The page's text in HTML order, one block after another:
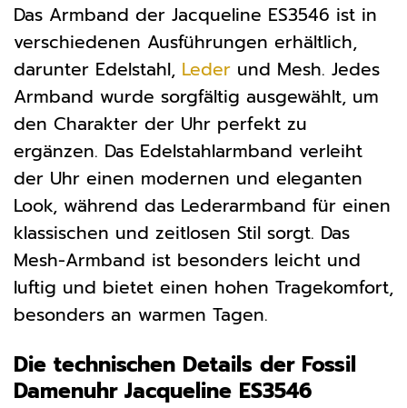
Das Armband der Jacqueline ES3546 ist in
verschiedenen Ausführungen erhältlich,
darunter Edelstahl, Leder und Mesh. Jedes
Armband wurde sorgfältig ausgewählt, um
den Charakter der Uhr perfekt zu
ergänzen. Das Edelstahlarmband verleiht
der Uhr einen modernen und eleganten
Look, während das Lederarmband für einen
klassischen und zeitlosen Stil sorgt. Das
Mesh-Armband ist besonders leicht und
luftig und bietet einen hohen Tragekomfort,
besonders an warmen Tagen.
Die technischen Details der Fossil
Damenuhr Jacqueline ES3546